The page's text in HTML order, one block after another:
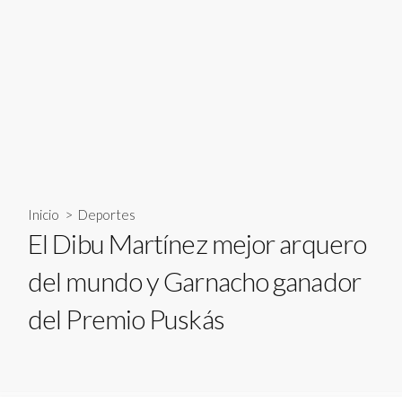
Inicio > Deportes
El Dibu Martínez mejor arquero
del mundo y Garnacho ganador
del Premio Puskás